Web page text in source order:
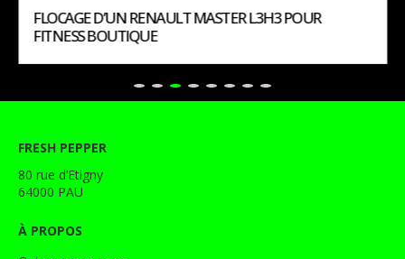
FLOCAGE D’UN RENAULT MASTER L3H3 POUR
FITNESS BOUTIQUE
FRESH PEPPER
80 rue d’Etigny
64000 PAU
À PROPOS